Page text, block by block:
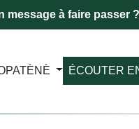
message à faire passer ?
ÉCOUTER